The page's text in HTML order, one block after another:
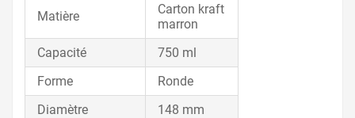
Matière
Carton kraft
marron
Capacité
750 ml
Forme
Ronde
Diamètre
148 mm